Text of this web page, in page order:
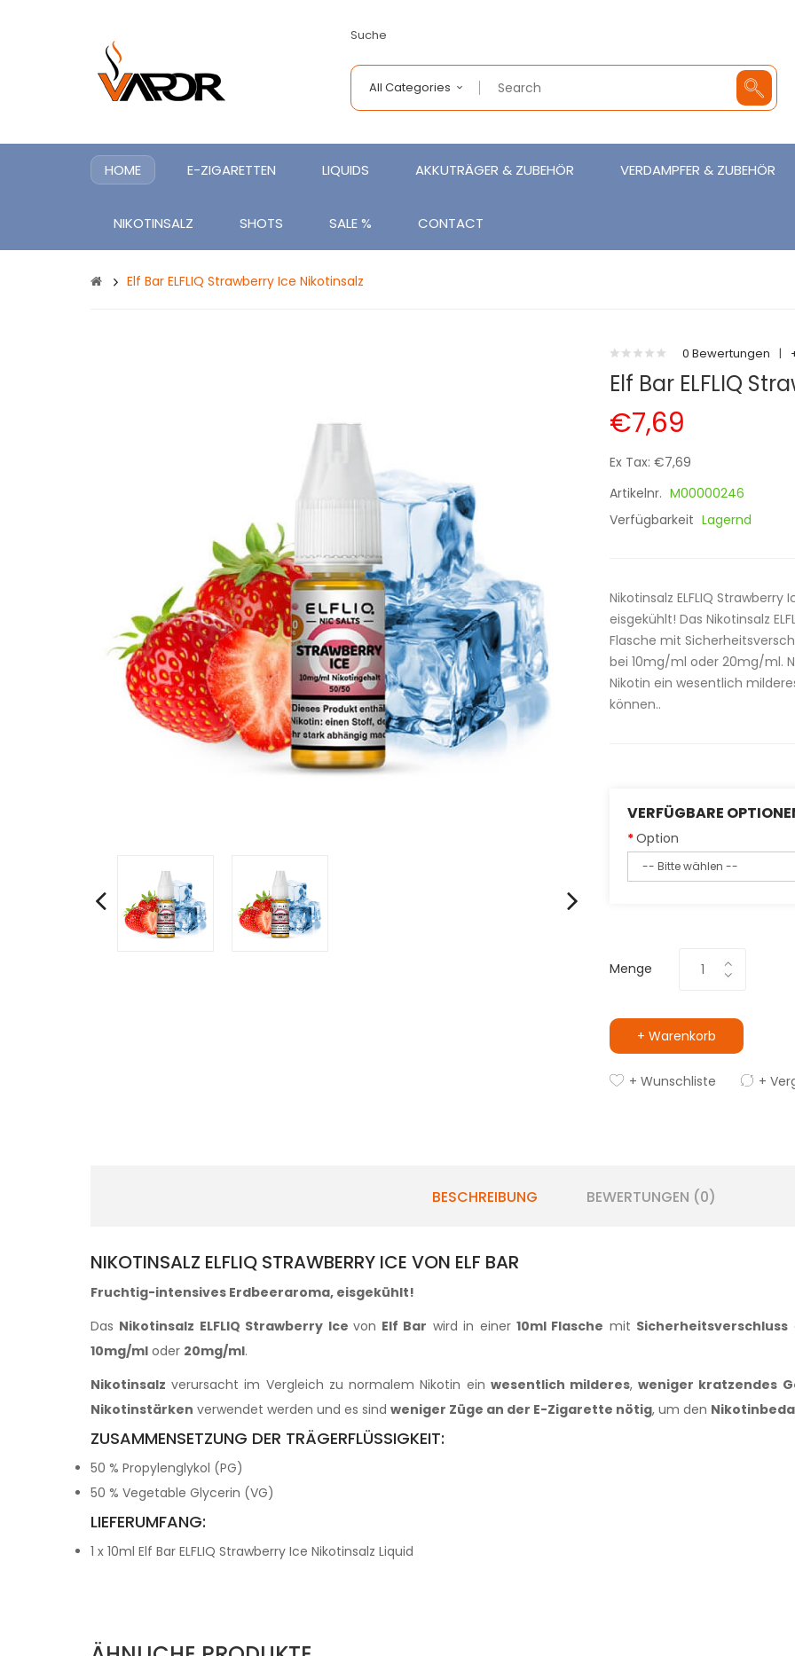
Suche
All Categories
HOME E-ZIGARETTEN LIQUIDS AKKUTRÄGER & ZUBEHÖR VERDAMPFER & ZUBEHÖR
NIKOTINSALZ SHOTS SALE % CONTACT
Elf Bar ELFLIQ Strawberry Ice Nikotinsalz
0 Bewertungen |
Elf Bar ELFLIQ
€7,69
Ex Tax: €7,69
Artikelnr. M00000246
Verfügbarkeit Lagernd
Nikotinsalz ELFLIQ
eisgekühlt! Das Nikotinsalz
Flasche mit
bei 10mg/ml oder 20mg/ml.
Nikotin ein wesentlich
können..
VERFÜGBARE
Option
Menge
+ Warenkorb
+ Wunschliste +
BESCHREIBUNG BEWERTUNGEN (0)
NIKOTINSALZ ELFLIQ STRAWBERRY ICE VON ELF BAR
Fruchtig-intensives Erdbeeraroma, eisgekühlt!
Das Nikotinsalz ELFLIQ Strawberry Ice von Elf Bar wird in einer 10ml Flasche mit Sicherheitsverschluss
10mg/ml oder 20mg/ml.
Nikotinsalz verursacht im Vergleich zu normalem Nikotin ein wesentlich milderes,weniger kratzendes
Nikotinstärken verwendet werden und es sind weniger Züge an der E-Zigarette nötig, um den
ZUSAMMENSETZUNG DER TRÄGERFLÜSSIGKEIT:
50 % Propylenglykol (PG)
50 % Vegetable Glycerin (VG)
LIEFERUMFANG:
1 x 10ml Elf Bar ELFLIQ Strawberry Ice Nikotinsalz Liquid